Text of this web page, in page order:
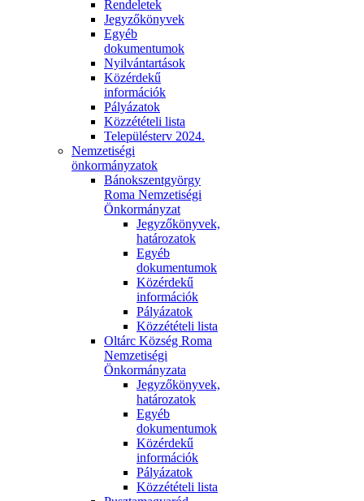
Rendeletek
Jegyzőkönyvek
Egyéb
dokumentumok
Nyilvántartások
Közérdekű
információk
Pályázatok
Közzétételi lista
Településterv 2024.
Nemzetiségi
önkormányzatok
Bánokszentgyörgy
Roma Nemzetiségi
Önkormányzat
Jegyzőkönyvek,
határozatok
Egyéb
dokumentumok
Közérdekű
információk
Pályázatok
Közzétételi lista
Oltárc Község Roma
Nemzetiségi
Önkormányzata
Jegyzőkönyvek,
határozatok
Egyéb
dokumentumok
Közérdekű
információk
Pályázatok
Közzétételi lista